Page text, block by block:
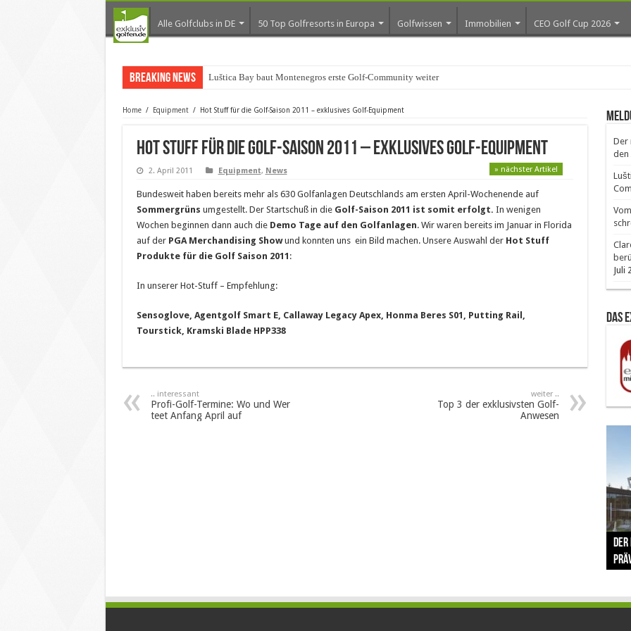
Alle Golfclubs in DE 50 Top Golfresorts in Europa Golfwissen Immobilien CEO Golf Cup 2026
Breaking News Luštica Bay baut Montenegros erste Golf-Community weiter aus
Home / Equipment / Hot Stuff für die Golf-Saison 2011 – exklusives Golf-Equipment
Hot Stuff für die Golf-Saison 2011 – exklusives Golf-Equipment
2. April 2011 Equipment, News » nächster Artikel
Bundesweit haben bereits mehr als 630 Golfanlagen Deutschlands am ersten April-Wochenende auf
Sommergrüns umgestellt. Der Startschuß in die Golf-Saison 2011 ist somit erfolgt. In wenigen
Wochen beginnen dann auch die Demo Tage auf den Golfanlagen. Wir waren bereits im Januar in Florida
auf der PGA Merchandising Showund konnten uns ein Bild machen. Unsere Auswahl der Hot Stuff
Produkte für die Golf Saison 2011 :
In unserer Hot-Stuff – Empfehlung:
Sensoglove, Agentgolf Smart E, Callaway Legacy Apex, Honma Beres S01, Putting Rail,
Tourstick, Kramski Blade HPP338
.. interessant
Profi-Golf-Termine: Wo und Wer
teet Anfang April auf
weiter ..
Top 3 der exklusivsten Golf-
Anwesen
Der
den
Juli
Das
The